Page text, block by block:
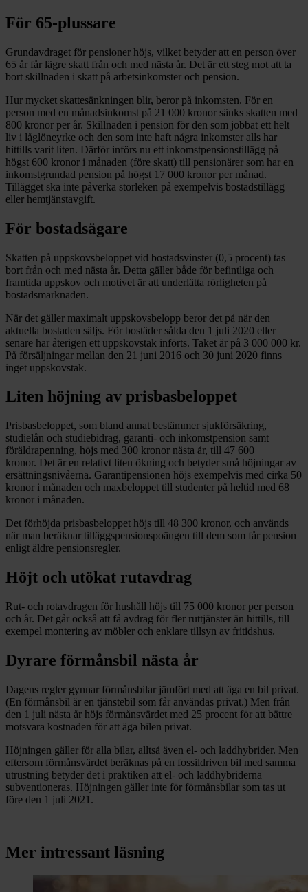
För 65-plussare
Grundavdraget för pensioner höjs, vilket betyder att en person över
65 år får lägre skatt från och med nästa år. Det är ett steg mot att ta
bort skillnaden i skatt på arbetsinkomster och pension.
Hur mycket skattesänkningen blir, beror på inkomsten. För en
person med en månadsinkomst på 21 000 kronor sänks skatten med
800 kronor per år. Skillnaden i pension för den som jobbat ett helt
liv i låglöneyrke och den som inte haft några inkomster alls har
hittills varit liten. Därför införs nu ett inkomstpensionstillägg på
högst 600 kronor i månaden (före skatt) till pensionärer som har en
inkomstgrundad pension på högst 17 000 kronor per månad.
Tillägget ska inte påverka storleken på exempelvis bostadstillägg
eller hemtjänstavgift.
För bostadsägare
Skatten på uppskovsbeloppet vid bostadsvinster (0,5 procent) tas
bort från och med nästa år. Detta gäller både för befintliga och
framtida uppskov och motivet är att underlätta rörligheten på
bostadsmarknaden.
När det gäller maximalt uppskovsbelopp beror det på när den
aktuella bostaden säljs. För bostäder sålda den 1 juli 2020 eller
senare har återigen ett uppskovstak införts. Taket är på 3 000 000 kr.
På försäljningar mellan den 21 juni 2016 och 30 juni 2020 finns
inget uppskovstak.
Liten höjning av prisbasbeloppet
Prisbasbeloppet, som bland annat bestämmer sjukförsäkring,
studielån och studiebidrag, garanti- och inkomstpension samt
föräldrapenning, höjs med 300 kronor nästa år, till 47 600
kronor. Det är en relativt liten ökning och betyder små höjningar av
ersättningsnivåerna. Garantipensionen höjs exempelvis med cirka 50
kronor i månaden och maxbeloppet till studenter på heltid med 68
kronor i månaden.
Det förhöjda prisbasbeloppet höjs till 48 300 kronor, och används
när man beräknar tilläggspensionspoängen till dem som får pension
enligt äldre pensionsregler.
Höjt och utökat rutavdrag
Rut- och rotavdragen för hushåll höjs till 75 000 kronor per person
och år. Det går också att få avdrag för fler ruttjänster än hittills, till
exempel montering av möbler och enklare tillsyn av fritidshus.
Dyrare förmånsbil nästa år
Dagens regler gynnar förmånsbilar jämfört med att äga en bil privat.
(En förmånsbil är en tjänstebil som får användas privat.) Men från
den 1 juli nästa år höjs förmånsvärdet med 25 procent för att bättre
motsvara kostnaden för att äga bilen privat.
Höjningen gäller för alla bilar, alltså även el- och laddhybrider. Men
eftersom förmånsvärdet beräknas på en fossildriven bil med samma
utrustning betyder det i praktiken att el- och laddhybriderna
subventioneras. Höjningen gäller inte för förmånsbilar som tas ut
före den 1 juli 2021.
Mer intressant läsning